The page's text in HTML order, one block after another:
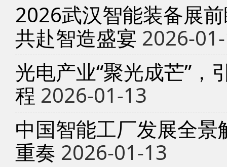
2026武汉智能装备展
共赴智造盛宴 2026-
光电产业“聚光成芒”，
程 2026-01-13
中国智能工厂发展全
重奏 2026-01-13